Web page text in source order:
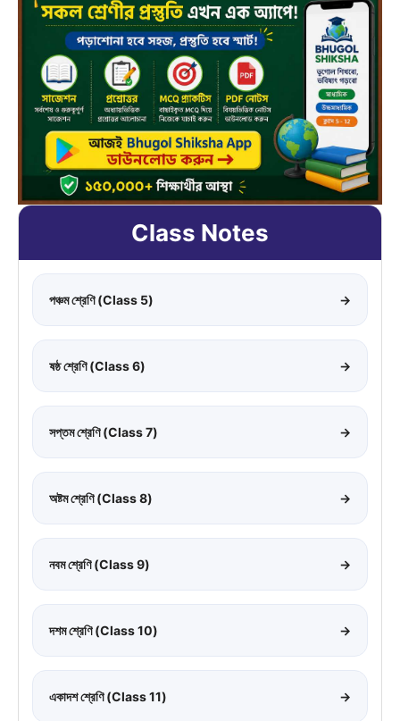
Class Notes
পঞ্চম শ্রেণি (Class 5) →
ষষ্ঠ শ্রেণি (Class 6) →
সপ্তম শ্রেণি (Class 7) →
অষ্টম শ্রেণি (Class 8) →
নবম শ্রেণি (Class 9) →
দশম শ্রেণি (Class 10) →
একাদশ শ্রেণি (Class 11) →